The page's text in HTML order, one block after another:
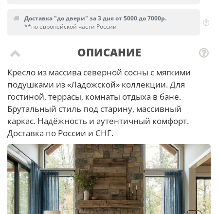
Доставка "до двери" за 3 дня от 5000 до 7000р.
**по европейской части России
ОПИСАНИЕ
Кресло из массива северной сосны с мягкими
подушками из «Ладожской» коллекции. Для
гостиной, террасы, комнаты отдыха в бане.
Брутальный стиль под старину, массивный
каркас. Надёжность и аутентичный комфорт.
Доставка по России и СНГ.